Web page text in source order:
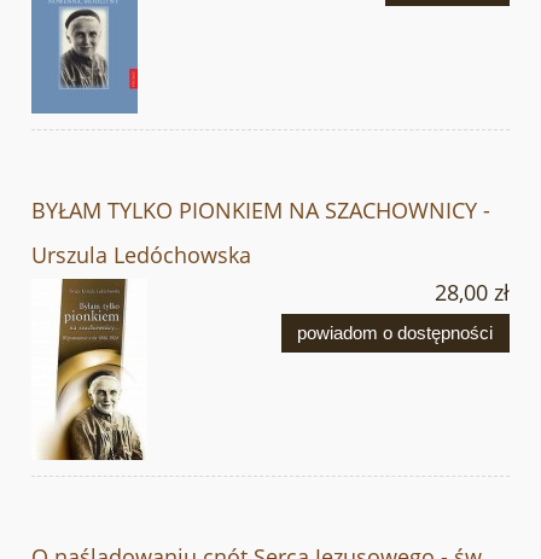
BYŁAM TYLKO PIONKIEM NA SZACHOWNICY -
Urszula Ledóchowska
28,00 zł
powiadom o dostępności